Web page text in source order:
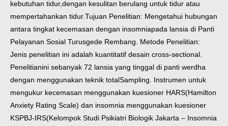
kebutuhan tidur,dengan kesulitan berulang untuk tidur atau
mempertahankan tidur.Tujuan Penelitian: Mengetahui hubungan
antara tingkat kecemasan dengan insomniapada lansia di Panti
Pelayanan Sosial Turusgede Rembang. Metode Penelitian:
Jenis penelitian ini adalah kuantitatif desain cross-sectional.
Penelitianini sebanyak 72 lansia yang tinggal di panti werdha
dengan menggunakan teknik totalSampling. Instrumen untuk
mengukur kecemasan menggunakan kuesioner HARS(Hamilton
Anxiety Rating Scale) dan insomnia menggunakan kuesioner
KSPBJ-IRS(Kelompok Studi Psikiatri Biologik Jakarta – Insomnia